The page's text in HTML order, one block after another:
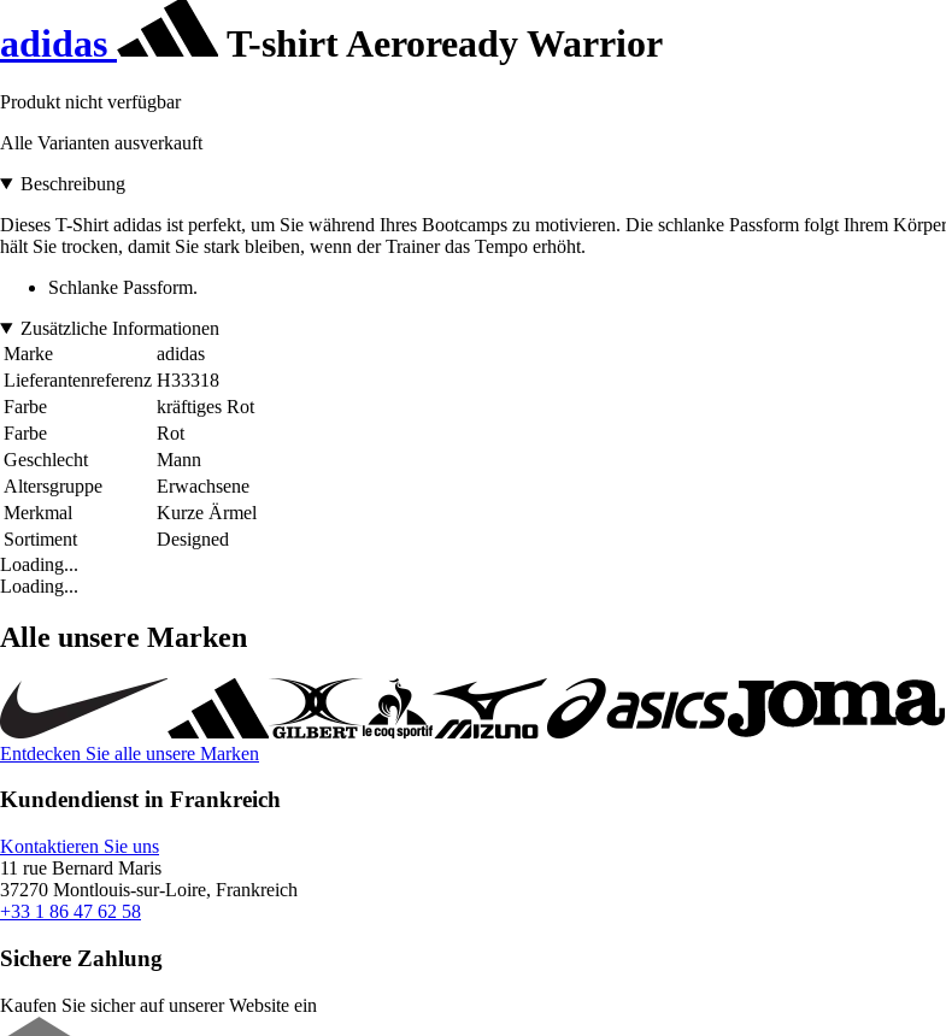
adidas T-shirt Aeroready Warrior
Produkt nicht verfügbar
Alle Varianten ausverkauft
Beschreibung
Dieses T-Shirt adidas ist perfekt, um Sie während Ihres Bootcamps zu motivieren. Die schlanke Passform folgt Ihrem
hält Sie trocken, damit Sie stark bleiben, wenn der Trainer das Tempo erhöht.
Schlanke Passform.
Zusätzliche Informationen
Marke
adidas
Lieferantenreferenz H33318
Farbe
kräftiges Rot
Farbe
Rot
Geschlecht
Mann
Altersgruppe
Erwachsene
Merkmal
Kurze Ärmel
Sortiment
Designed
Loading...
Loading...
Alle unsere Marken
Entdecken Sie alle unsere Marken
Kundendienst in Frankreich
Kontaktieren Sie uns
11 rue Bernard Maris
37270 Montlouis-sur-Loire, Frankreich
+33 1 86 47 62 58
Sichere Zahlung
Kaufen Sie sicher auf unserer Website ein